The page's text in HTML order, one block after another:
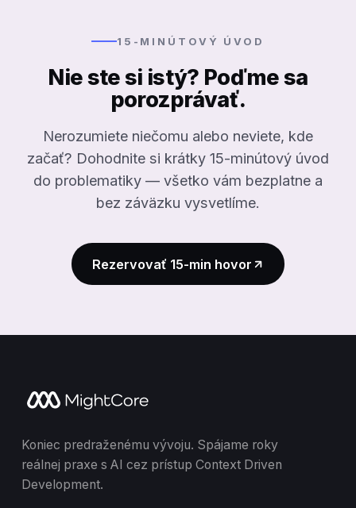
15-MINÚTOVÝ ÚVOD
Nie ste si istý? Poďme sa
porozprávať.
Nerozumiete niečomu alebo neviete, kde
začať? Dohodnite si krátky 15-minútový úvod
do problematiky — všetko vám bezplatne a
bez záväzku vysvetlíme.
Rezervovať 15-min hovor
Koniec predraženému vývoju. Spájame roky
reálnej praxe s AI cez prístup Context Driven
Development.